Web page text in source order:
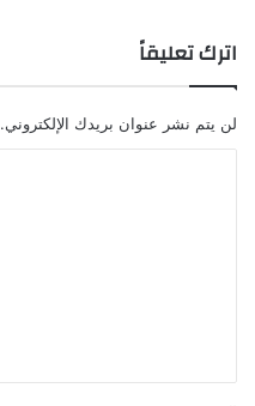
اترك تعليقاً
لن يتم نشر عنوان بريدك الإلكتروني.